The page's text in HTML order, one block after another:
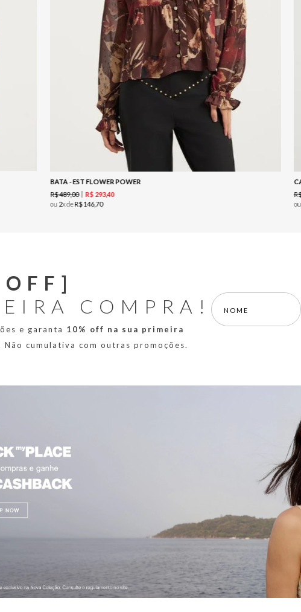
BATA - EST FLOWER POWER
R$489,00 R$ 293,40
ou 2x deR$146,70
ou
COMPRA!
e garanta 10% off na sua primeira
cumulativa com outras promoções.